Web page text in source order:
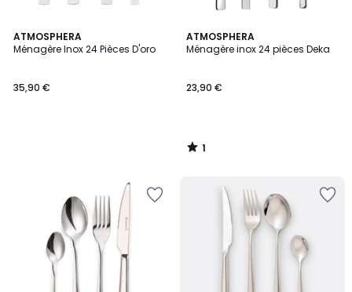
ATMOSPHERA
Ménagère Inox 24 Pièces D'oro
35,90 €
ATMOSPHERA
Ménagère inox 24 pièces Deka
23,90 €
1
/
1
/